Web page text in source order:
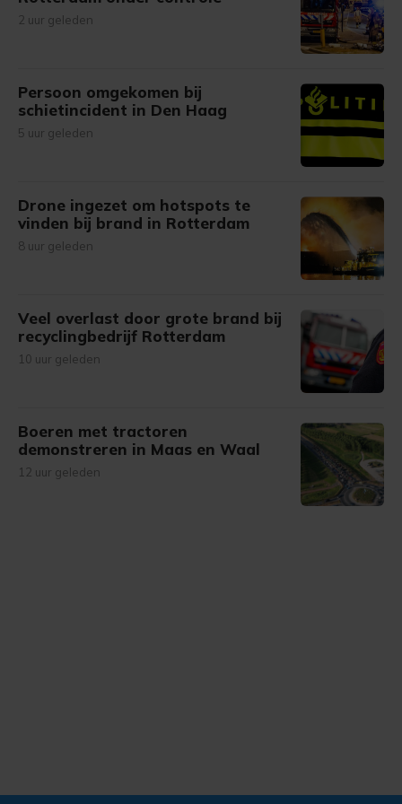
2 uur geleden
Persoon omgekomen bij
schietincident in Den Haag
5 uur geleden
Drone ingezet om hotspots te
vinden bij brand in Rotterdam
8 uur geleden
Veel overlast door grote brand bij
recyclingbedrijf Rotterdam
10 uur geleden
Boeren met tractoren
demonstreren in Maas en Waal
12 uur geleden